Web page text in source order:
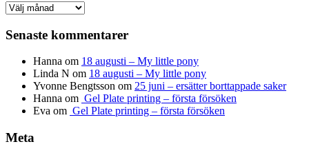
Arkiv
Senaste kommentarer
Hanna om 18 augusti – My little pony
Linda N om 18 augusti – My little pony
Yvonne Bengtsson om 25 juni – ersätter borttappade saker
Hanna om Gel Plate printing – första försöken
Eva om Gel Plate printing – första försöken
Meta